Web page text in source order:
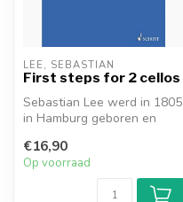
LEE, SEBASTIAN
First steps for 2 cellos
Sebastian Lee werd in 1805
in Hamburg geboren en
Nikolaus P...
€16,90
Op voorraad